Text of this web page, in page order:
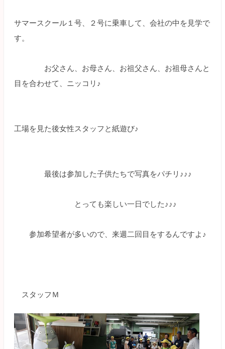
サマースクール１号、２号に乗車して、会社の中を見学で
す。
お父さん、お母さん、お祖父さん、お祖母さんと
目を合わせて、ニッコリ♪
工場を見た後女性スタッフと紙遊び♪
最後は参加した子供たちで写真をパチリ♪♪♪
とっても楽しい一日でした♪♪♪
参加希望者が多いので、来週二回目をするんですよ♪
スタッフＭ